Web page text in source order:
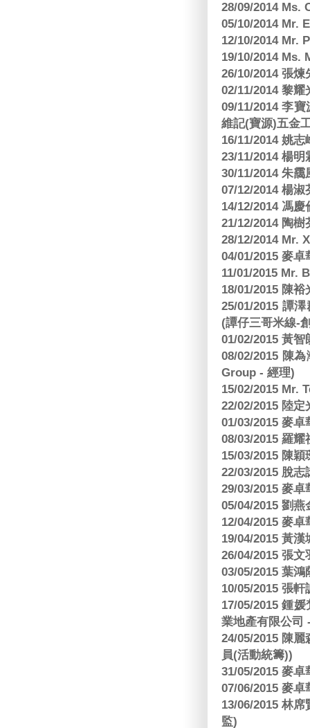
28/09/2014 Ms.
05/10/2014 Mr.
12/10/2014 Mr.
19/10/2014 Ms.
26/10/2014 張
02/11/2014 黎
09/11/2014 李
維記(寶源)五金
16/11/2014 姚
23/11/2014 楊
30/11/2014 朱
07/12/2014 楊
14/12/2014 馮
21/12/2014 陶
28/12/2014 Mr.
04/01/2015 麥
11/01/2015 Mr.
18/01/2015 陳
25/01/2015 譚
(譚仔三哥米線-
01/02/2015 黃
08/02/2015 陳
Group - 經理)
15/02/2015 Mr.
22/02/2015 陸
01/03/2015 麥
08/03/2015 羅
15/03/2015 陳
22/03/2015 脫
29/03/2015 麥
05/04/2015 劉
12/04/2015 麥
19/04/2015 黃
26/04/2015 張
03/05/2015 葉
10/05/2015 張
17/05/2015 鍾
業地產有限公司
24/05/2015 陳
員(活動統籌))
31/05/2015 麥
07/06/2015 麥
13/06/2015 林
監)